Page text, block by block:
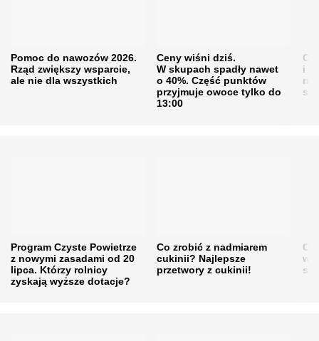
Pomoc do nawozów 2026.
Rząd zwiększy wsparcie,
ale nie dla wszystkich
Ceny wiśni dziś.
W skupach spadły nawet
o 40%. Część punktów
przyjmuje owoce tylko do
13:00
i
Program Czyste Powietrze
z nowymi zasadami od 20
lipca. Którzy rolnicy
zyskają wyższe dotacje?
Co zrobić z nadmiarem
cukinii? Najlepsze
przetwory z cukinii!
w